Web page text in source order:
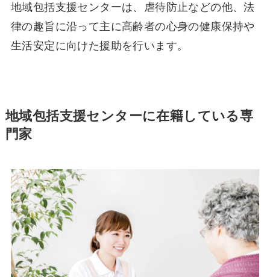
地域包括支援センターは、虐待防止などの他、法
律の趣旨に沿って主に高齢者の心身の健康保持や
生活安定に向けた援助を行います。
地域包括支援センターに在籍している専
門家